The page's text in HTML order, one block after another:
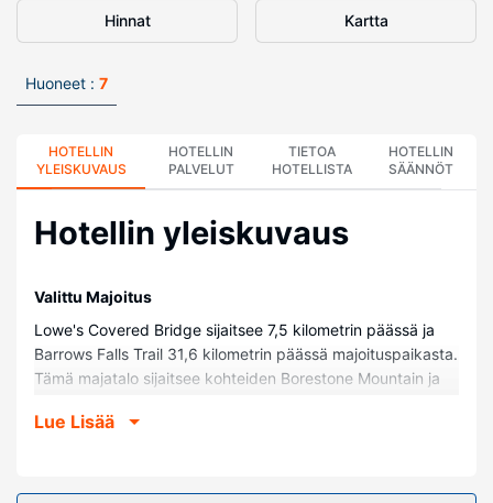
Hinnat Kartta
Huoneet : 7
HOTELLIN
YLEISKUVAUS
HOTELLIN
PALVELUT
TIETOA
HOTELLISTA
HOTELLIN
SÄÄNNÖT
Hotellin yleiskuvaus
Valittu Majoitus
Lowe's Covered Bridge sijaitsee 7,5 kilometrin päässä ja
Barrows Falls Trail 31,6 kilometrin päässä majoituspaikasta.
Tämä majatalo sijaitsee kohteiden Borestone Mountain ja
Huoneet
Mukavuuksiin kuuluu kaapelikanavat sekä ilmainen
Lue Lisää